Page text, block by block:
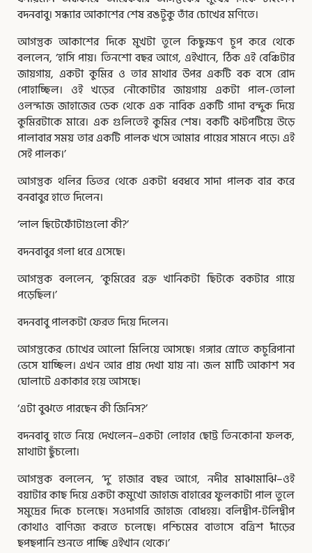
বদনবাবু। সন্ধ্যার আকাশের শেষ রঙটুকু তাঁর চোখের মণিতে।
আগন্তুক আকাশের দিকে মুখটা তুলে কিছুক্ষণ চুপ করে থেকে
বললেন, ‘হাসি পায়। তিনশো বছর আগে, এইখানে, ঠিক এই বেঞ্চিটার
জায়গায়, একটা কুমির ও তার মাথার উপর একটি বক বসে রোদ
পোহাচ্ছিল। ওই খড়ের নৌকোটার জায়গায় একটা পাল-তোলা
ওলন্দাজ জাহাজের ডেক থেকে এক নাবিক একটি গাদা বন্দুক দিয়ে
কুমিরটাকে মারে। এক গুলিতেই কুমির শেষ। বকটি ঝটপটিয়ে উড়ে
পালাবার সময় তার একটি পালক খসে আমার পায়ের সামনে পড়ে। এই
সেই পালক।’
আগন্তুক থলির ভিতর থেকে একটা ধবধবে সাদা পালক বার করে
বনবাবুর হাতে দিলেন।
‘লাল ছিটেফোঁটাগুলো কী?’
বদনবাবুর গলা ধরে এসেছে।
আগন্তুক বললেন, ‘কুমিরের রক্ত খানিকটা ছিটকে বকটার গায়ে
পড়েছিল।’
বদনবাবু পালকটা ফেরত দিয়ে দিলেন।
আগন্তুকের চোখের আলো মিলিয়ে আসছে। গঙ্গার স্রোতে কচুরিপানা
ভেসে যাচ্ছিল। এখন আর প্রায় দেখা যায় না। জল মাটি আকাশ সব
ঘোলাটে একাকার হয়ে আসছে।
‘এটা বুঝতে পারছেন কী জিনিস?’
বদনবাবু হাতে নিয়ে দেখলেন–একটা লোহার ছোট্ট তিনকোনা ফলক,
মাথাটা ছুঁচলো।
আগন্তুক বললেন, ‘দু’ হাজার বছর আগে, নদীর মাঝামাঝি–ওই
বয়াটার কাছ দিয়ে একটা কমুখো জাহাজ বাহারের ফুলকাটা পাল তুলে
সমুদ্রের দিকে চলেছে। সওদাগরি জাহাজ বোধহয়। বলিদ্বীপ-টলিদ্বীপ
কোথাও বাণিজ্য করতে চলেছে। পশ্চিমের বাতাসে বত্রিশ দাঁড়ের
ছপছপানি শুনতে পাচ্ছি এইখান থেকে।’